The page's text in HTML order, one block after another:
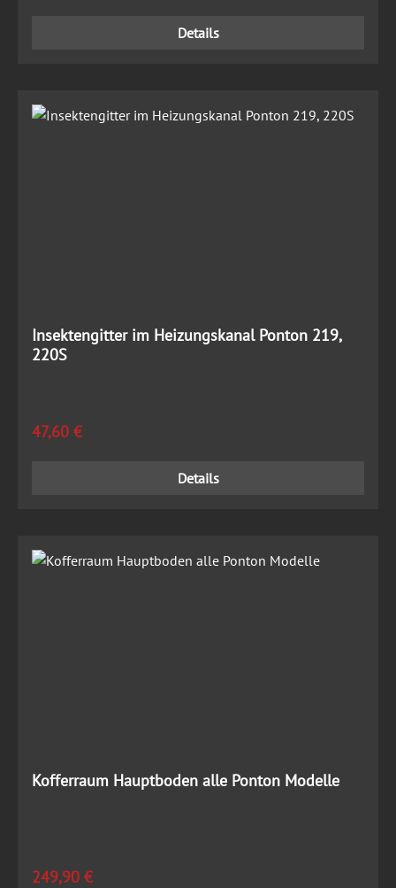
Details
Insektengitter im Heizungskanal Ponton 219,
220S
Regulärer Preis:
47,60 €
Details
Kofferraum Hauptboden alle Ponton Modelle
Regulärer Preis:
249,90 €